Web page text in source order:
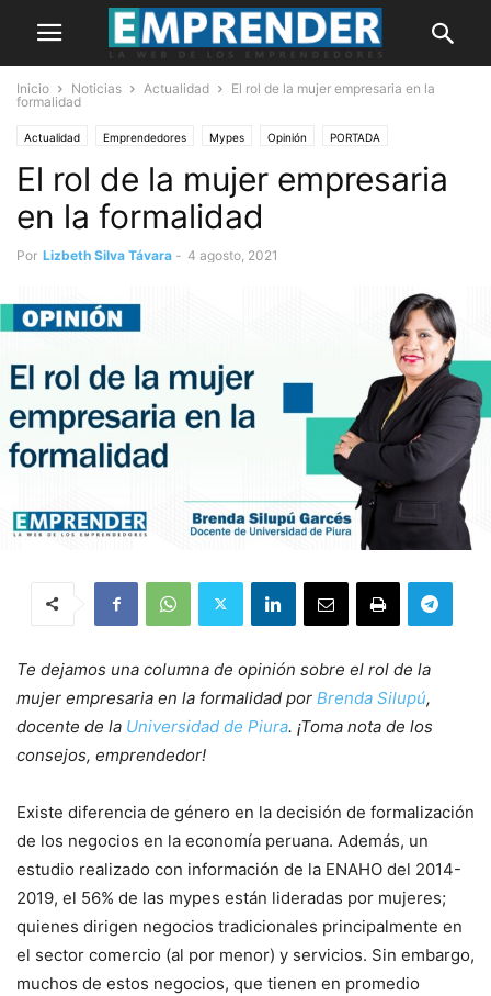
Inicio Noticias Actualidad
El rol de la mujer empresaria en la
formalidad
Actualidad Emprendedores Mypes Opinión PORTADA
El rol de la mujer empresaria
en la formalidad
Por Lizbeth Silva Távara - 4 agosto, 2021
Te dejamos una columna de opinión sobre el rol de la
mujer empresaria en la formalidad por Brenda Silupú,
docente de la Universidad de Piura. ¡Toma nota de los
consejos, emprendedor!
Existe diferencia de género en la decisión de formalización
de los negocios en la economía peruana. Además, un
estudio realizado con información de la ENAHO del 2014-
2019, el 56% de las mypes están lideradas por mujeres;
quienes dirigen negocios tradicionales principalmente en
el sector comercio (al por menor) y servicios. Sin embargo,
muchos de estos negocios, que tienen en promedio